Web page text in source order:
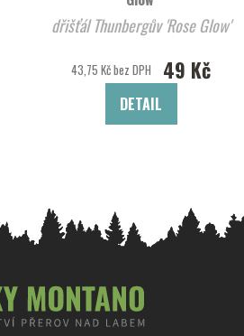
dřišťál Thunbergův 'Rose Glow'
43,75 Kč bez DPH 49 Kč
DETAIL